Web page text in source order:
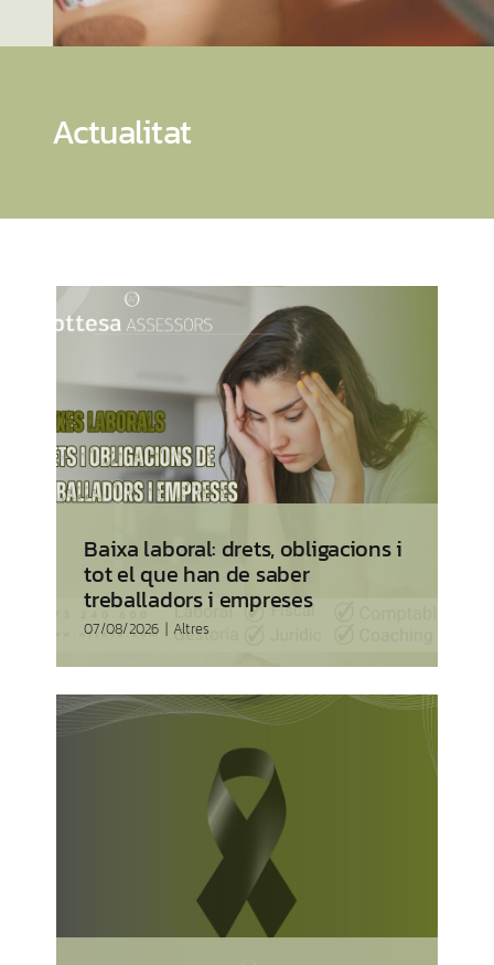
Actualitat
Baixa laboral: drets, obligacions i
tot el que han de saber
treballadors i empreses
07/08/2026 | Altres